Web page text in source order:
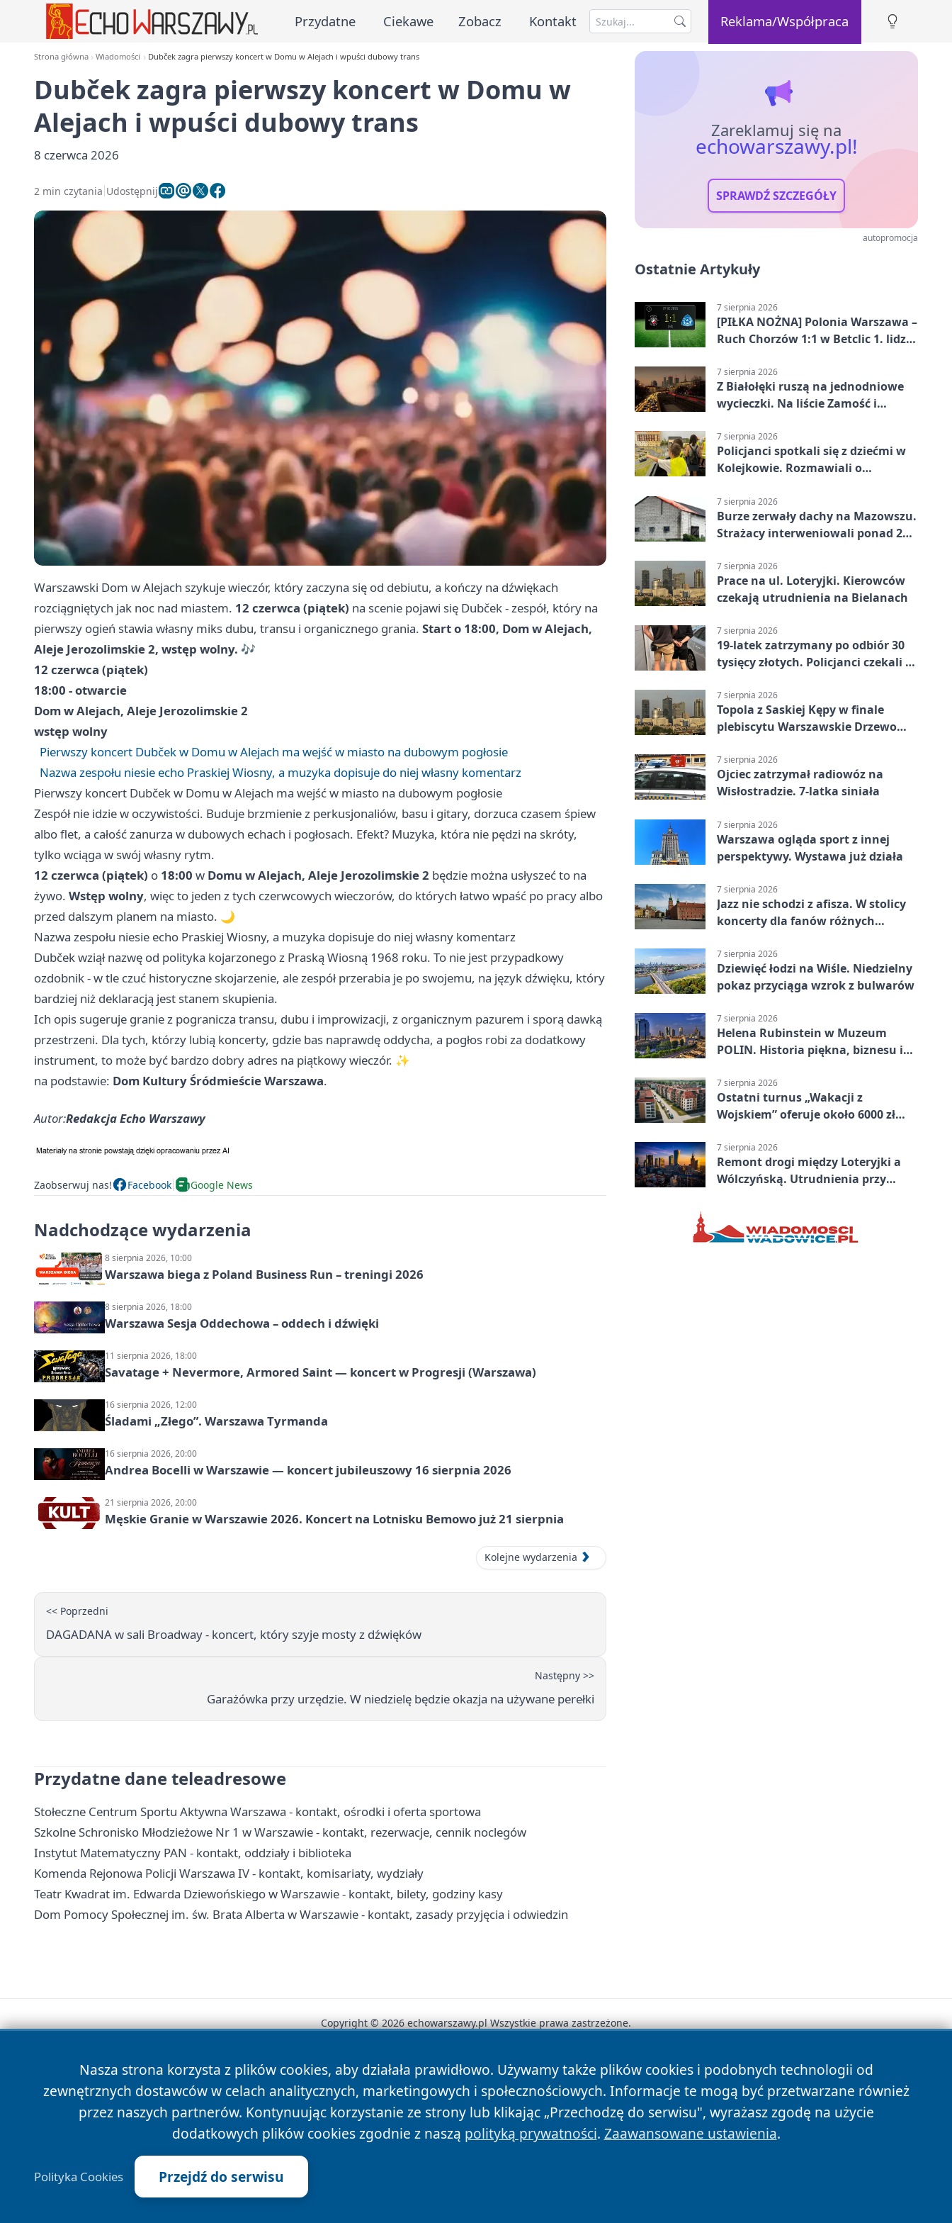
Przydatne Ciekawe Zobacz Kontakt Reklama/Współpraca
Strona główna Wiadomości Dubček zagra pierwszy koncert w Domu w Alejach i wpuści dubowy trans
Dubček zagra pierwszy koncert w Domu w
Alejach i wpuści dubowy trans
8 czerwca 2026
2 min czytania Udostępnij
Warszawski Dom w Alejach szykuje wieczór, który zaczyna się od debiutu, a kończy na dźwiękach
rozciągniętych jak noc nad miastem. 12 czerwca (piątek) na scenie pojawi się Dubček - zespół, który na
pierwszy ogień stawia własny miks dubu, transu i organicznego grania. Start o 18:00, Dom w Alejach,
Aleje Jerozolimskie 2, wstęp wolny. 🎶
12 czerwca (piątek)
18:00 - otwarcie
Dom w Alejach, Aleje Jerozolimskie 2
wstęp wolny
Pierwszy koncert Dubček w Domu w Alejach ma wejść w miasto na dubowym pogłosie
Nazwa zespołu niesie echo Praskiej Wiosny, a muzyka dopisuje do niej własny komentarz
Pierwszy koncert Dubček w Domu w Alejach ma wejść w miasto na dubowym pogłosie
Zespół nie idzie w oczywistości. Buduje brzmienie z perkusjonaliów, basu i gitary, dorzuca czasem śpiew
albo flet, a całość zanurza w dubowych echach i pogłosach. Efekt? Muzyka, która nie pędzi na skróty,
tylko wciąga w swój własny rytm.
12 czerwca (piątek) o 18:00 w Domu w Alejach, Aleje Jerozolimskie 2 będzie można usłyszeć to na
żywo. Wstęp wolny, więc to jeden z tych czerwcowych wieczorów, do których łatwo wpaść po pracy albo
przed dalszym planem na miasto. 🌙
Nazwa zespołu niesie echo Praskiej Wiosny, a muzyka dopisuje do niej własny komentarz
Dubček wziął nazwę od polityka kojarzonego z Praską Wiosną 1968 roku. To nie jest przypadkowy
ozdobnik - w tle czuć historyczne skojarzenie, ale zespół przerabia je po swojemu, na język dźwięku, który
bardziej niż deklaracją jest stanem skupienia.
Ich opis sugeruje granie z pogranicza transu, dubu i improwizacji, z organicznym pazurem i sporą dawką
przestrzeni. Dla tych, którzy lubią koncerty, gdzie bas naprawdę oddycha, a pogłos robi za dodatkowy
instrument, to może być bardzo dobry adres na piątkowy wieczór. ✨
na podstawie: Dom Kultury Śródmieście Warszawa.
Autor:Redakcja Echo Warszawy
Zaobserwuj nas! Facebook Google News
Nadchodzące wydarzenia
8 sierpnia 2026, 10:00
Warszawa biega z Poland Business Run – treningi 2026
8 sierpnia 2026, 18:00
Warszawa Sesja Oddechowa – oddech i dźwięki
11 sierpnia 2026, 18:00
Savatage + Nevermore, Armored Saint — koncert w Progresji (Warszawa)
16 sierpnia 2026, 12:00
Śladami „Złego”. Warszawa Tyrmanda
16 sierpnia 2026, 20:00
Andrea Bocelli w Warszawie — koncert jubileuszowy 16 sierpnia 2026
21 sierpnia 2026, 20:00
Męskie Granie w Warszawie 2026. Koncert na Lotnisku Bemowo już 21 sierpnia
Kolejne wydarzenia
<< Poprzedni
DAGADANA w sali Broadway - koncert, który szyje mosty z dźwięków
Następny >>
Garażówka przy urzędzie. W niedzielę będzie okazja na używane perełki
Przydatne dane teleadresowe
Stołeczne Centrum Sportu Aktywna Warszawa - kontakt, ośrodki i oferta sportowa
Szkolne Schronisko Młodzieżowe Nr 1 w Warszawie - kontakt, rezerwacje, cennik noclegów
Instytut Matematyczny PAN - kontakt, oddziały i biblioteka
Komenda Rejonowa Policji Warszawa IV - kontakt, komisariaty, wydziały
Teatr Kwadrat im. Edwarda Dziewońskiego w Warszawie - kontakt, bilety, godziny kasy
Dom Pomocy Społecznej im. św. Brata Alberta w Warszawie - kontakt, zasady przyjęcia i odwiedzin
Zareklamuj się na
echowarszawy.pl!
SPRAWDŹ SZCZEGÓŁY
autopromocja
Ostatnie Artykuły
7 sierpnia 2026
[PIŁKA NOŻNA] Polonia Warszawa –
Ruch Chorzów 1:1 w Betclic 1. lidze.
7 sierpnia 2026
Z Białołęki ruszą na jednodniowe
wycieczki. Na liście Zamość i
7 sierpnia 2026
Policjanci spotkali się z dziećmi w
Kolejkowie. Rozmawiali o
7 sierpnia 2026
Burze zerwały dachy na Mazowszu.
Strażacy interweniowali ponad 250
7 sierpnia 2026
Prace na ul. Loteryjki. Kierowców
czekają utrudnienia na Bielanach
7 sierpnia 2026
19-latek zatrzymany po odbiór 30
tysięcy złotych. Policjanci czekali w
7 sierpnia 2026
Topola z Saskiej Kępy w finale
plebiscytu Warszawskie Drzewo
7 sierpnia 2026
Ojciec zatrzymał radiowóz na
Wisłostradzie. 7-latka siniała
7 sierpnia 2026
Warszawa ogląda sport z innej
perspektywy. Wystawa już działa
7 sierpnia 2026
Jazz nie schodzi z afisza. W stolicy
koncerty dla fanów różnych
7 sierpnia 2026
Dziewięć łodzi na Wiśle. Niedzielny
pokaz przyciąga wzrok z bulwarów
7 sierpnia 2026
Helena Rubinstein w Muzeum
POLIN. Historia piękna, biznesu i
7 sierpnia 2026
Ostatni turnus „Wakacji z
Wojskiem” oferuje około 6000 zł
7 sierpnia 2026
Remont drogi między Loteryjki a
Wólczyńską. Utrudnienia przy
Nasza strona korzysta z plików cookies, aby działała prawidłowo. Używamy także plików cookies i podobnych technologii od
zewnętrznych dostawców w celach analitycznych, marketingowych i społecznościowych. Informacje te mogą być przetwarzane również
przez naszych partnerów. Kontynuując korzystanie ze strony lub klikając „Przechodzę do serwisu", wyrażasz zgodę na użycie
dodatkowych plików cookies zgodnie z naszą polityką prywatności. Zaawansowane ustawienia.
Polityka Cookies Przejdź do serwisu
Copyright © 2026 echowarszawy.pl Wszystkie prawa zastrzeżone.
News Autorzy Polityka Prywatności Polityka Cookies